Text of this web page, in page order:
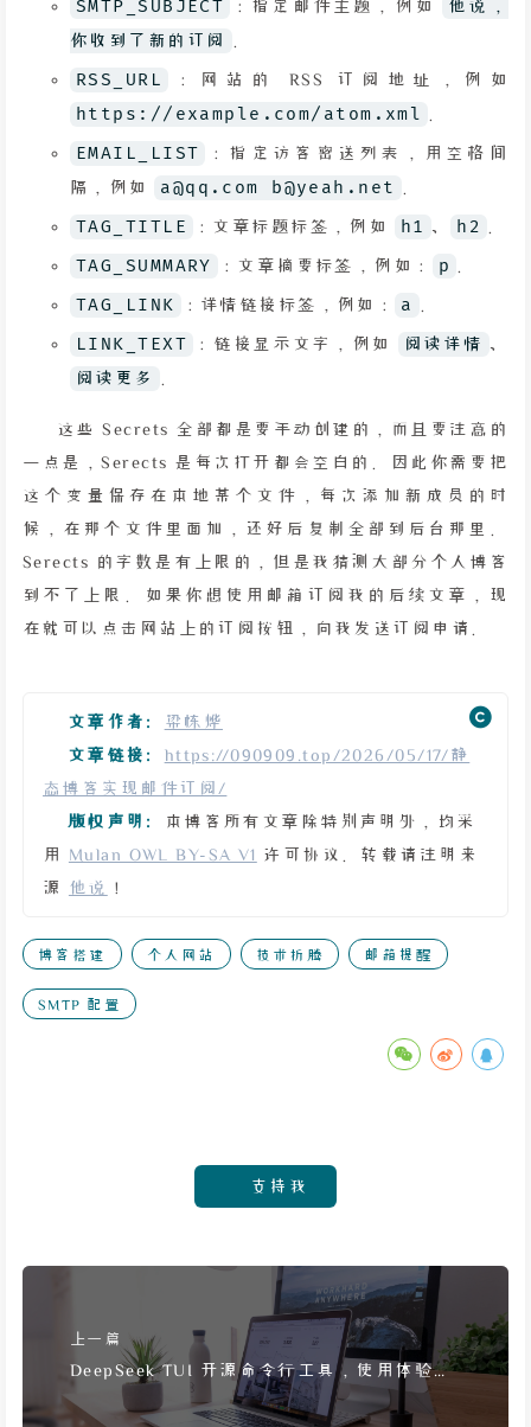
SMTP_SUBJECT ：指定邮件主题，例如
他说，
你收到了新的订阅
RSS_URL ：网站的 RSS 订阅地址，例如
https://example.com/atom.xml
EMAIL_LIST
：指定访客密送列表，用空格间
隔，例如
a@qq.com b@yeah.net
TAG_TITLE ：文章标题标签，例如 h1 h2
TAG_SUMMARY ：文章摘要标签，例如： p
TAG_LINK ：详情链接标签，例如： a
LINK_TEXT ：链接显示文字，例如 阅读详情
阅读更多
这些 Secrets 全部都是要手动创建的，而且要注意的
一点是，Serects 是每次打开都会空白的。因此你需要把
这个变量保存在本地某个文件，每次添加新成员的时
候，在那个文件里面加，还好后复制全部到后台那里。
Serects 的字数是有上限的，但是我猜测大部分个人博客
到不了上限。如果你想使用邮箱订阅我的后续文章，现
在就可以点击网站上的订阅按钮，向我发送订阅申请。
文章作者:
梁栋烨
文章链接:
https://090909.top/2026/05/17/静
态博客实现邮件订阅/
版权声明:
本博客所有文章除特别声明外，均采
用 Mulan OWL BY-SA V1 许可协议。转载请注明来
源 他说 ！
博客搭建 个人网站 技术折腾 邮箱提醒
SMTP 配置
支持我
上一篇
DeepSeek TUI 开源命令行工具，使用体验与
修复分享